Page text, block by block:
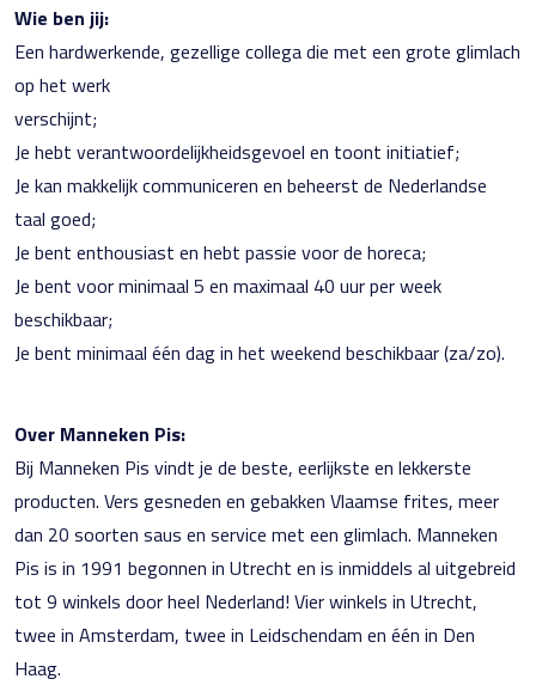
Wie ben jij:
Een hardwerkende, gezellige collega die met een grote glimlach
op het werk
verschijnt;
Je hebt verantwoordelijkheidsgevoel en toont initiatief;
Je kan makkelijk communiceren en beheerst de Nederlandse
taal goed;
Je bent enthousiast en hebt passie voor de horeca;
Je bent voor minimaal 5 en maximaal 40 uur per week
beschikbaar;
Je bent minimaal één dag in het weekend beschikbaar (za/zo).
Over Manneken Pis:
Bij Manneken Pis vindt je de beste, eerlijkste en lekkerste
producten. Vers gesneden en gebakken Vlaamse frites, meer
dan 20 soorten saus en service met een glimlach. Manneken
Pis is in 1991 begonnen in Utrecht en is inmiddels al uitgebreid
tot 9 winkels door heel Nederland! Vier winkels in Utrecht,
twee in Amsterdam, twee in Leidschendam en één in Den
Haag.